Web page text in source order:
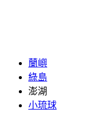
蘭嶼
綠島
澎湖
小琉球